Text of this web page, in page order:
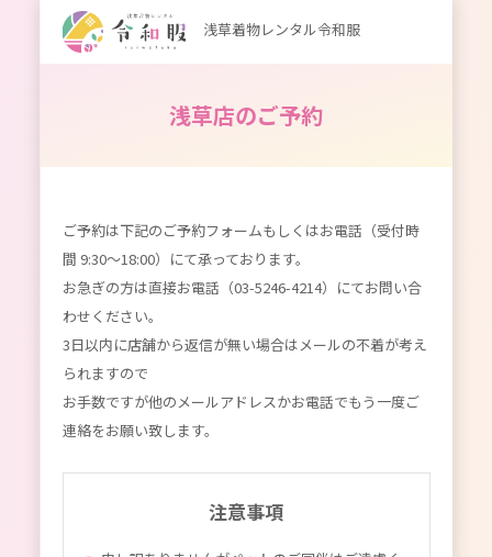
浅草着物レンタル令和服
浅草店のご予約
ご予約は下記のご予約フォームもしくはお電話（受付時
間 9:30～18:00）にて承っております。
お急ぎの方は直接お電話（03-5246-4214）にてお問い合
わせください。
3日以内に店舗から返信が無い場合はメールの不着が考え
られますので
お手数ですが他のメールアドレスかお電話でもう一度ご
連絡をお願い致します。
注意事項